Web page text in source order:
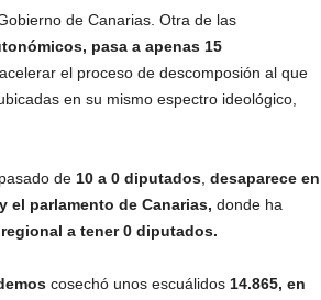
de Canarias. Otra de las
pasa a apenas 15
el proceso de descomposión al que
en su mismo espectro ideológico,
de 10 a 0 diputados, desaparece en
el parlamento de Canarias, donde ha
a tener 0 diputados.
cosechó unos escuálidos 14.865, en